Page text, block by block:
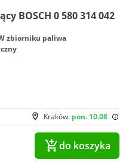
BOSCH 0 580 314 042
zbiorniku paliwa
Kraków: pon. 10.08
do koszyka